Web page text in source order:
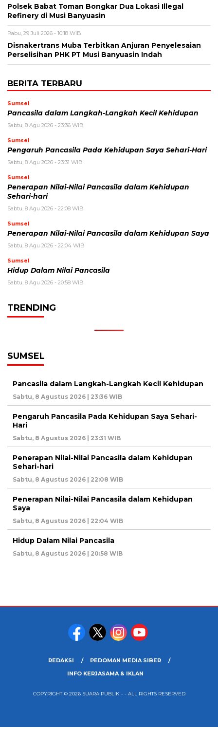
Polsek Babat Toman Bongkar Dua Lokasi Illegal
Refinery di Musi Banyuasin
Rabu, 29 Juli 2026 - 10:18 WIB
Disnakertrans Muba Terbitkan Anjuran Penyelesaian
Perselisihan PHK PT Musi Banyuasin Indah
BERITA TERBARU
Sumsel
Pancasila dalam Langkah-Langkah Kecil Kehidupan
Sabtu, 8 Agu 2026 - 23:36 WIB
Sumsel
Pengaruh Pancasila Pada Kehidupan Saya Sehari-Hari
Sabtu, 8 Agu 2026 - 23:31 WIB
Sumsel
Penerapan Nilai-Nilai Pancasila dalam Kehidupan
Sehari-hari
Sabtu, 8 Agu 2026 - 22:08 WIB
Sumsel
Penerapan Nilai-Nilai Pancasila dalam Kehidupan Saya
Sabtu, 8 Agu 2026 - 22:04 WIB
Sumsel
Hidup Dalam Nilai Pancasila
Sabtu, 8 Agu 2026 - 20:58 WIB
TRENDING
SUMSEL
Pancasila dalam Langkah-Langkah Kecil Kehidupan
Sabtu, 8 Agustus 2026 | 23:36 WIB
Pengaruh Pancasila Pada Kehidupan Saya Sehari-
Hari
Sabtu, 8 Agustus 2026 | 23:31 WIB
Penerapan Nilai-Nilai Pancasila dalam Kehidupan
Sehari-hari
Sabtu, 8 Agustus 2026 | 22:08 WIB
Penerapan Nilai-Nilai Pancasila dalam Kehidupan
Saya
Sabtu, 8 Agustus 2026 | 22:04 WIB
Hidup Dalam Nilai Pancasila
Sabtu, 8 Agustus 2026 | 20:58 WIB
REDAKSI
PEDOMAN MEDIA SIBER
INFO KERJASAMA & IKLAN
COPYRIGHT © 2026 SUARA PUBLIK – - ALL RIGHTS RESERVED